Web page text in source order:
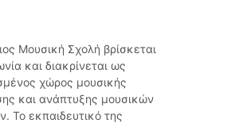
Μουσική Σχολή βρίσκεται
και διακρίνεται ως
χώρος μουσικής
και ανάπτυξης μουσικών
Το εκπαιδευτικό της